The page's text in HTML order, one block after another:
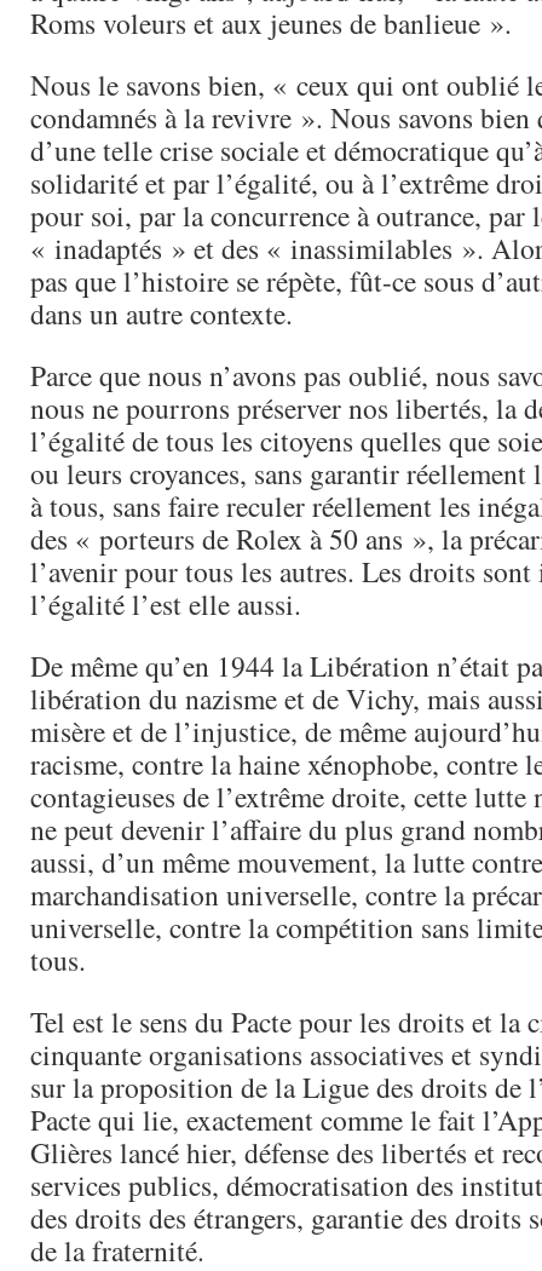
Roms voleurs et aux jeunes de banlieue ».
Nous le savons bien, « ceux qui ont oublié
condamnés à la revivre ». Nous savons bien
d’une telle crise sociale et démocratique
solidarité et par l’égalité, ou à l’extrême
pour soi, par la concurrence à outrance, par
« inadaptés » et des « inassimilables ».
pas que l’histoire se répète, fût-ce sous
dans un autre contexte.
Parce que nous n’avons pas oublié, nous
nous ne pourrons préserver nos libertés, la
l’égalité de tous les citoyens quelles que
ou leurs croyances, sans garantir
à tous, sans faire reculer réellement les
des « porteurs de Rolex à 50 ans », la
l’avenir pour tous les autres. Les droits
l’égalité l’est elle aussi.
De même qu’en 1944 la Libération n’était
libération du nazisme et de Vichy, mais
misère et de l’injustice, de même
racisme, contre la haine xénophobe, contre
contagieuses de l’extrême droite, cette lutte
ne peut devenir l’affaire du plus grand
aussi, d’un même mouvement, la lutte
marchandisation universelle, contre la
universelle, contre la compétition sans
tous.
Tel est le sens du Pacte pour les droits et la
cinquante organisations associatives et
sur la proposition de la Ligue des droits de
Pacte qui lie, exactement comme le fait
Glières lancé hier, défense des libertés et
services publics, démocratisation des
des droits des étrangers, garantie des droits
de la fraternité.